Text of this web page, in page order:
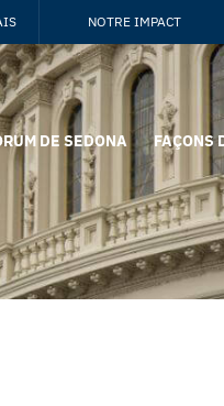
NOTRE IMPACT
DE SEDONA FAÇONS